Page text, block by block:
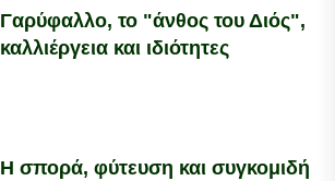
Γαρύφαλλο, το "άνθος του Διός",
καλλιέργεια και ιδιότητες
Η σπορά, φύτευση και συγκομιδή